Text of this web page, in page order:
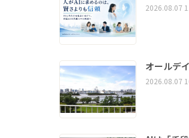
2026.08.07
オールデ
2026.08.07